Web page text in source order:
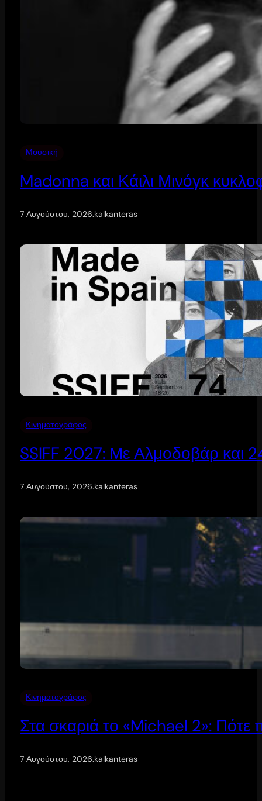
Μουσική
Madonna και Κάιλι Μινόγκ
7 Αυγούστου, 2026.kalkanteras
Κινηματογράφος
SSIFF 2027: Με Αλμοδοβάρ και 24
7 Αυγούστου, 2026.kalkanteras
Κινηματογράφος
Στα σκαριά το «Michael 2»: Πότε
7 Αυγούστου, 2026.kalkanteras